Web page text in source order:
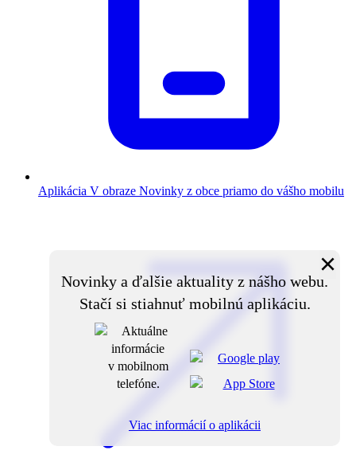
Aplikácia V obraze Novinky z obce priamo do vášho mobilu
Novinky a ďalšie aktuality z nášho webu.
Stačí si stiahnuť mobilnú aplikáciu.
×
Viac informácií o aplikácii